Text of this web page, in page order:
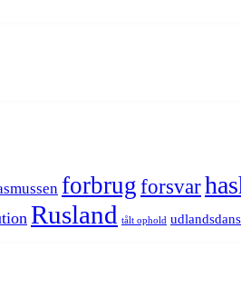
forbrugforsvar
Rusland tålt ophold